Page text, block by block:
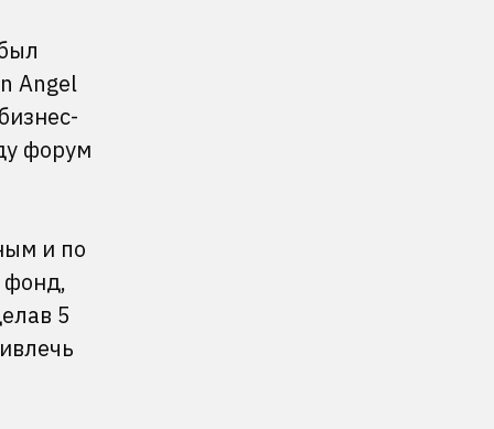
Angel
форум
и по
фонд,
5